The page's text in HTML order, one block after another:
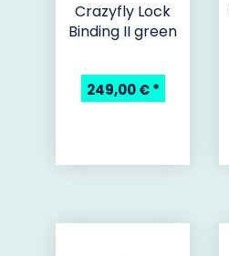
Crazyfly Lock
Binding II green
249,00 €*